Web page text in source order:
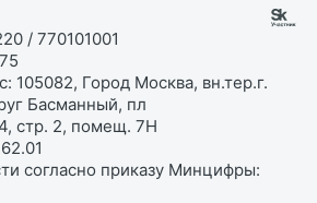
/ 770101001
105082, Город Москва, вн.тер.г.
Басманный, пл
стр. 2, помещ. 7Н
согласно приказу Минцифры: